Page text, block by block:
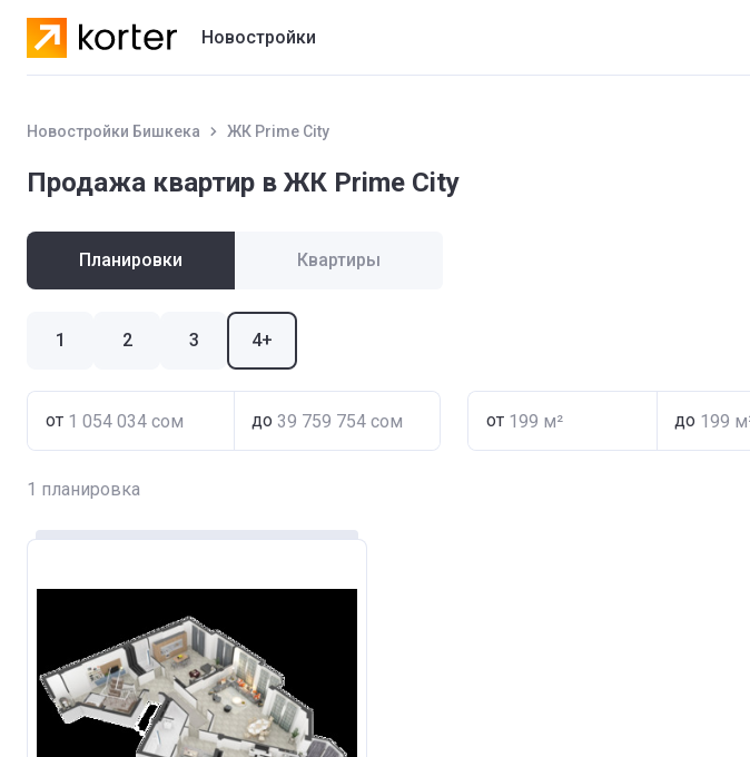
Новостройки
Жилые комплексы
Новостройки Бишкека ЖК Prime City
Продажа квартир в ЖК Prime City
Планировки Квартиры
1 2 3 4+
от до от до
1 планировка